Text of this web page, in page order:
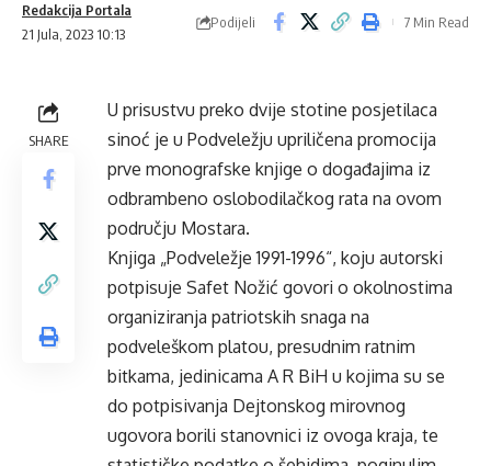
21 Jula, 2023 10:13
Redakcija Portala
Podijeli 7 Min Read
SHARE
U prisustvu preko dvije stotine posjetilaca
sinoć je u Podveležju upriličena promocija
prve monografske knjige o događajima iz
odbrambeno oslobodilačkog rata na ovom
području Mostara.
Knjiga „Podveležje 1991-1996“, koju autorski
potpisuje Safet Nožić govori o okolnostima
organiziranja patriotskih snaga na
podveleškom platou, presudnim ratnim
bitkama, jedinicama A R BiH u kojima su se
do potpisivanja Dejtonskog mirovnog
ugovora borili stanovnici iz ovoga kraja, te